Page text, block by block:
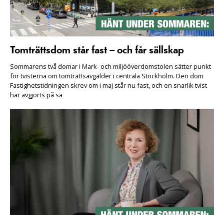
Tomträttsdom står fast – och får sällskap
Sommarens två domar i Mark- och miljööverdomstolen sätter punkt
för tvisterna om tomträttsavgälder i centrala Stockholm. Den dom
Fastighetstidningen skrev om i maj står nu fast, och en snarlik tvist
har avgjorts på sa